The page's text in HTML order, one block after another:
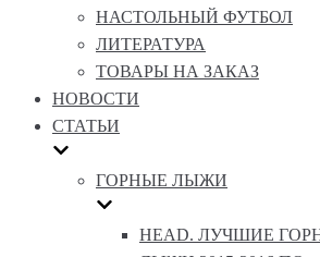
НАСТОЛЬНЫЙ ФУТБОЛ
ЛИТЕРАТУРА
ТОВАРЫ НА ЗАКАЗ
НОВОСТИ
СТАТЬИ
ГОРНЫЕ ЛЫЖИ
HEAD. ЛУЧШИЕ